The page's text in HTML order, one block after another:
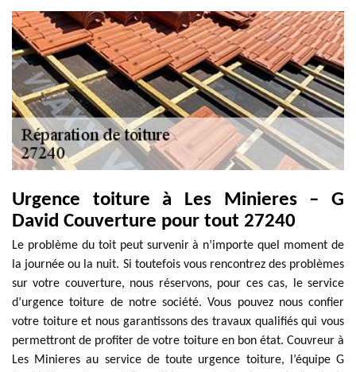
Urgence toiture à Les Minieres – G
David Couverture pour tout 27240
Le problème du toit peut survenir à n’importe quel moment de
la journée ou la nuit. Si toutefois vous rencontrez des problèmes
sur votre couverture, nous réservons, pour ces cas, le service
d’urgence toiture de notre société. Vous pouvez nous confier
votre toiture et nous garantissons des travaux qualifiés qui vous
permettront de profiter de votre toiture en bon état. Couvreur à
Les Minieres au service de toute urgence toiture, l’équipe G